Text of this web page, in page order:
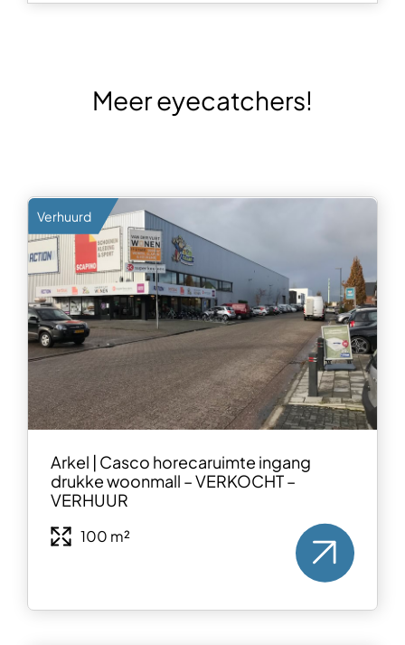
Meer eyecatchers!
Verhuurd
Arkel | Casco horecaruimte ingang
drukke woonmall – VERKOCHT –
VERHUUR
100 m²